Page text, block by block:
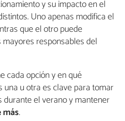
y su impacto en el
Uno apenas modifica el
que el otro puede
responsables del
cada opción y en qué
una u otra es clave para tomar
durante el verano y mantener
.